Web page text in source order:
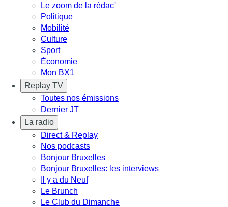
Le zoom de la rédac'
Politique
Mobilité
Culture
Sport
Économie
Mon BX1
Replay TV
Toutes nos émissions
Dernier JT
La radio
Direct & Replay
Nos podcasts
Bonjour Bruxelles
Bonjour Bruxelles: les interviews
Il y a du Neuf
Le Brunch
Le Club du Dimanche